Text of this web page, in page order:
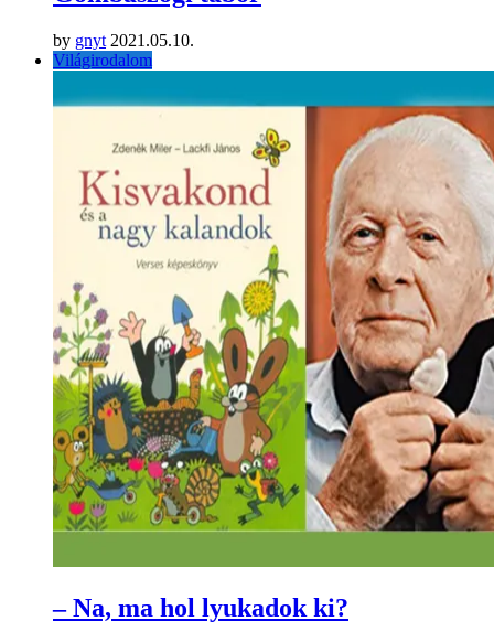
by gnyt 2021.05.10.
Világirodalom
– Na, ma hol lyukadok ki?